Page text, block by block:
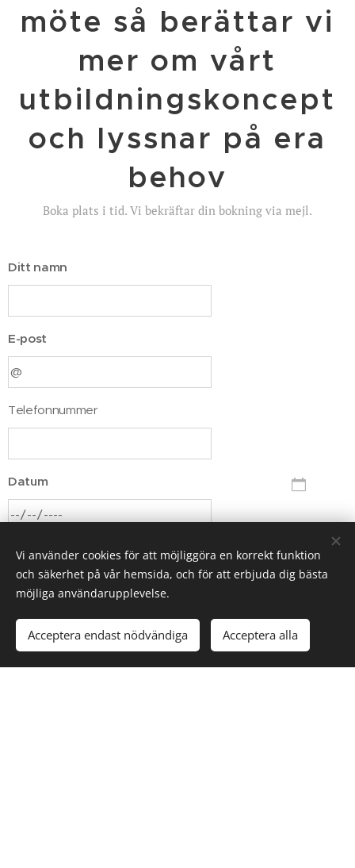
möte så berättar vi
mer om vårt
utbildningskoncept
och lyssnar på era
behov
Boka plats i tid. Vi bekräftar din bokning via mejl.
Ditt namn
E-post
Telefonnummer
Datum
Notis:
Vi använder cookies för att möjliggöra en korrekt funktion
och säkerhet på vår hemsida, och för att erbjuda dig bästa
möjliga användarupplevelse.
Acceptera endast nödvändiga Acceptera alla